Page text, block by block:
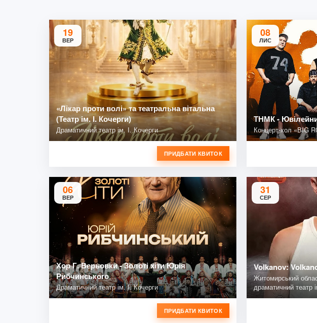
19
ВЕР
«Лікар проти волі» та театральна вітальна
(Театр ім. І. Кочерги)
Драматичний театр ім. І. Кочерги
ПРИДБАТИ КВИТОК
08
ЛИС
ТНМК -
Концерт-хол «BIG
06
ВЕР
Хор Г. Верьовки - Золоті хіти Юрія
Рибчинського
Драматичний театр ім. І. Кочерги
ПРИДБАТИ КВИТОК
31
СЕР
Volkanov:
Житомирський
драматичний театр